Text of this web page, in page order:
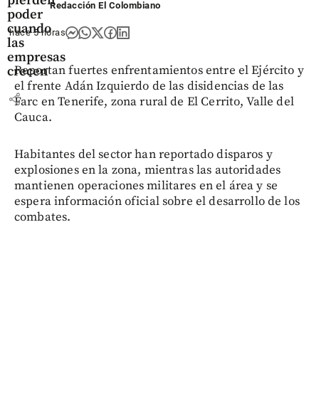
poder
cuando
las
empresas
crecen
share
Redacción El Colombiano
hace 5 horas
Reportan fuertes enfrentamientos entre el Ejército y
el frente Adán Izquierdo de las disidencias de las
Farc en Tenerife, zona rural de El Cerrito, Valle del
Cauca.
Habitantes del sector han reportado disparos y
explosiones en la zona, mientras las autoridades
mantienen operaciones militares en el área y se
espera información oficial sobre el desarrollo de los
combates.